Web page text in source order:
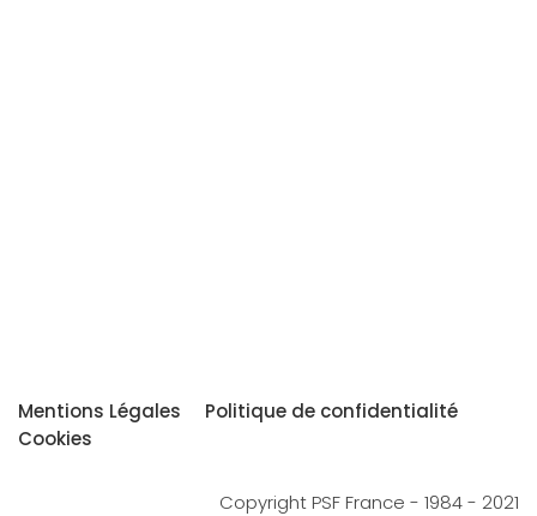
Mentions Légales
Politique de confidentialité
Cookies
Copyright PSF France - 1984 - 2021